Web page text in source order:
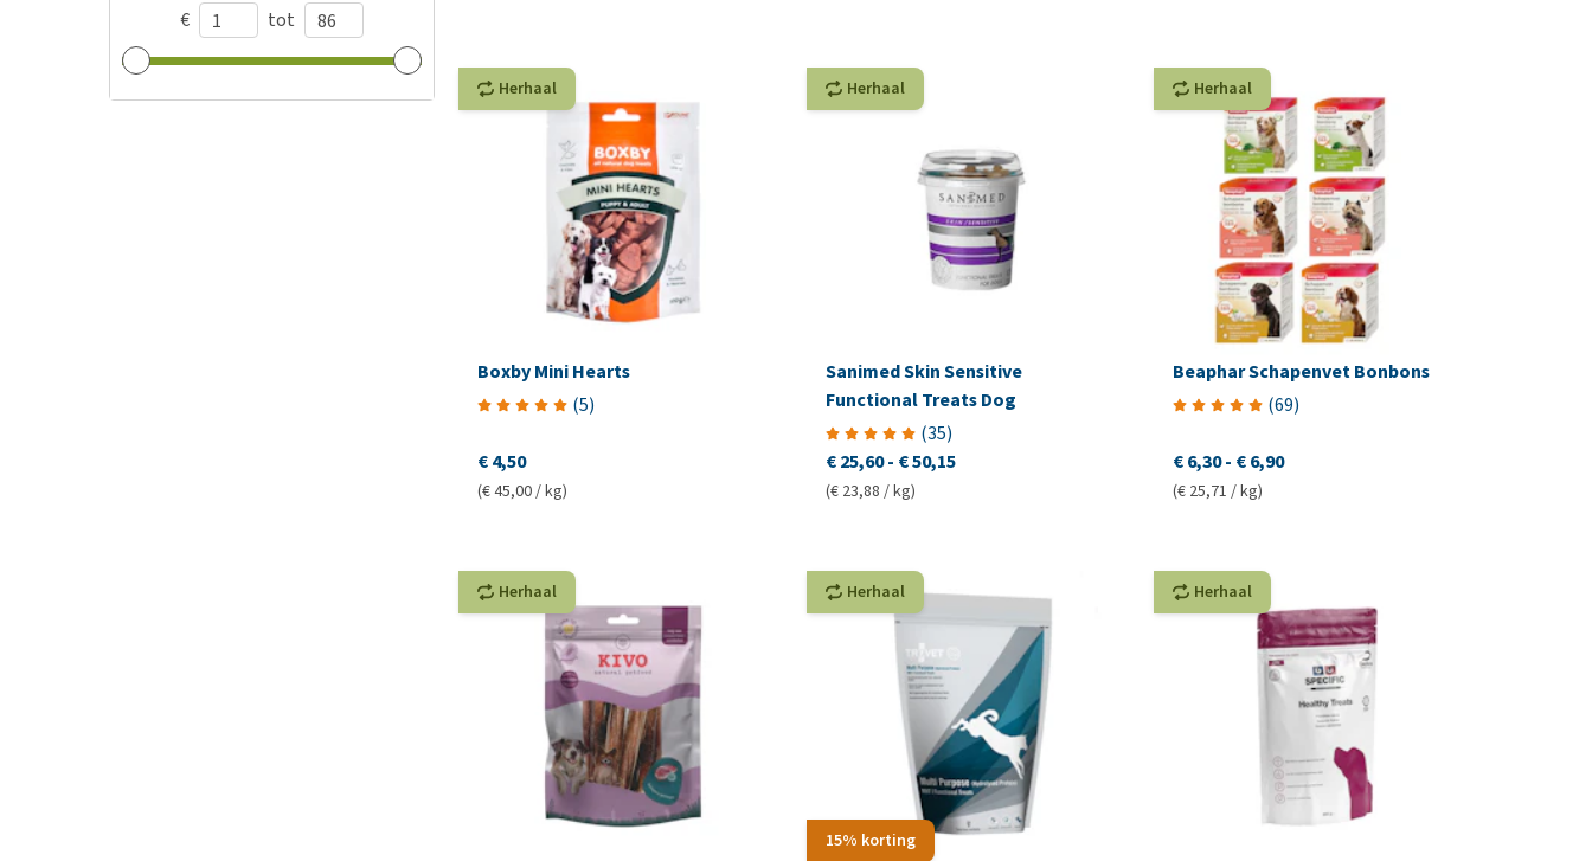
€ tot
Herhaal
Boxby Mini Hearts
(5)
€ 4,50
(€ 45,00 / kg)
Herhaal
Sanimed Skin Sensitive
Functional Treats Dog
(35)
€ 25,60 - € 50,15
(€ 23,88 / kg)
Herhaal
Beaphar Schapenvet Bonbons
(69)
€ 6,30- € 6,90
(€ 25,71 / kg)
Herhaal
15% korting
Herhaal Herhaal